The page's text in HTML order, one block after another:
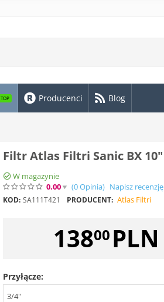
TOP Producenci Blog
Filtr Atlas Filtri Sanic BX 10"
W magazynie
0.00
(0Opinia) Napisz recenzję
KOD: SA111T421 PRODUCENT: Atlas Filtri
13800 PLN
Przyłącze:
3/4"